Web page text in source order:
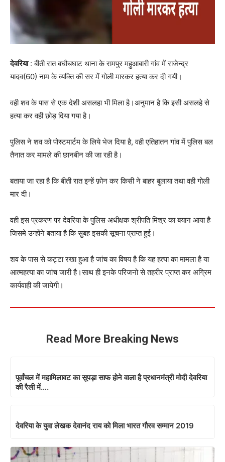
देवरिया: बीती रात बघौचघाट थाना के रामपुर महुआबारी गांव में राजेन्द्र
यादव(60) नाम के व्यक्ति की सर में गोली मारकर हत्या कर दी गयी।
वही शव के पास से एक देशी असलहा भी मिला है।अनुमान है कि इसी असलहे से
हत्या कर वही छोड़ दिया गया है।
पुलिस ने शव को पोस्टमार्टम के लिये भेज दिया है, वही एतिहातन गांव में पुलिस बल
तैनात कर मामले की छानबीन की जा रही है।
बताया जा रहा है कि बीती रात इन्हें फ़ोन कर किसी ने बाहर बुलाया तथा वही गोली
मार दी।
वही इस प्रकरण पर देवरिया के पुलिस अधीक्षक श्रीपति मिश्र का बयान आया है
जिसमे उन्होंने बताया है कि सुबह इसकी सूचना प्राप्त हुई।
शव के पास से कट्टा रखा हुआ है जांच का विषय है कि यह हत्या का मामला है या
आत्महत्या का जांच जारी है।साथ ही इनके परिजनो से तहरीर प्राप्त कर अग्रिम
कार्यवाही की जायेगी।
Read More Breaking News
पूर्वांचल में महामिलावट का सूपड़ा साफ होने वाला है प्रधानमंत्री मोदी देवरिया
की रैली में….
देवरिया के युवा लेखक देवानंद राय को मिला भारत गौरव सम्मान 2019